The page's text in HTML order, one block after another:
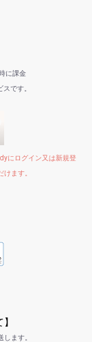
に課金
です。
にログイン又は新規登
ます。
ます。